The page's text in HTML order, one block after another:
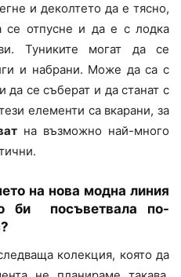
и деколтето да е тясно,
се отпусне и да е с лодка
Туниките могат да се
и набрани. Може да са с
се съберат и да станат с
елементи са вкарани, за
на възможно най-много
на нова модна линия
би посъветвала по-
колекция, която да